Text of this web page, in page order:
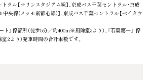
ラル【マリンスタジアム線】、京成バス千葉セントラル・京成
央線(メッセ新都心線)】、京成バス千葉セントラル【ベイタウ
』停留所（徒歩5分／約400m※風除室3より）、『若葉第⼀』 停
2より）発車時間の合計本数です。